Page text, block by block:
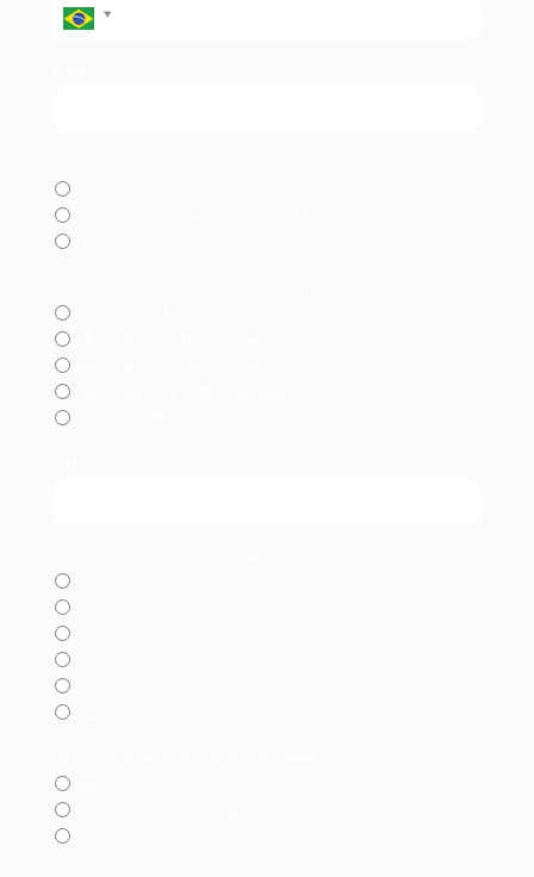
Mineradora
Consultoria mineral, ambiental ou jurídica
Outro
Menos de R$ 1 milhão
R$ 1 milhão a R$ 5 milhões
R$ 5 milhões a R$ 12 milhões
R$ 12 milhões a R$ 36 milhões
Acima de R$ 36 milhões
0
1 - 3
4 - 15
16 - 25
26 - 100
Mais de 100
Sim
Não, mas pretendo ser
Não